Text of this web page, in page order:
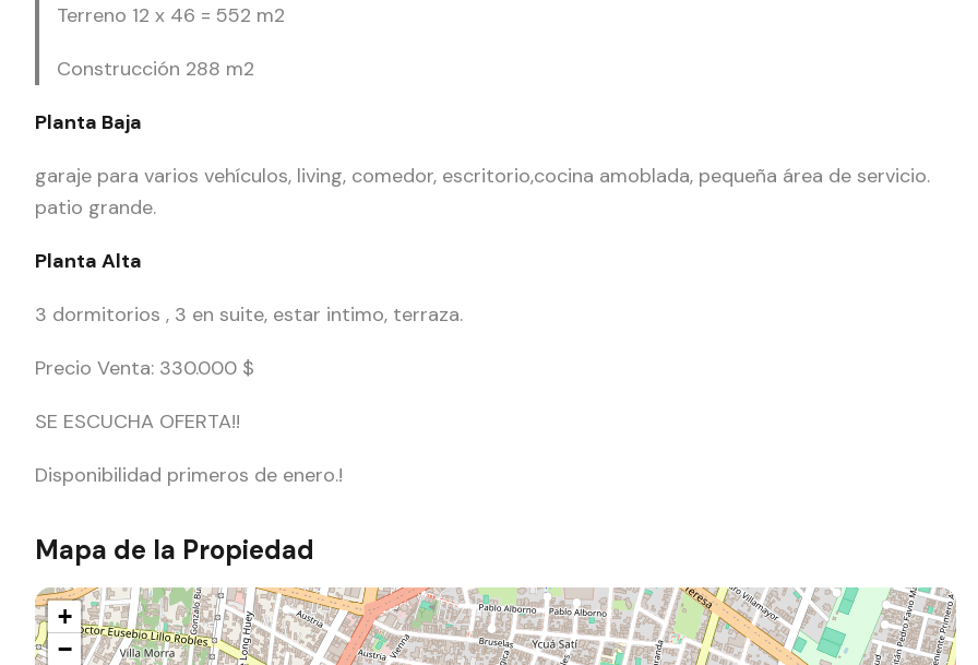
Terreno 12 x 46 = 552 m2
Construcción 288 m2
Planta Baja
garaje para varios vehículos, living, comedor, escritorio,cocina amoblada, pequeña área de servicio.
patio grande.
Planta Alta
3 dormitorios , 3 en suite, estar intimo, terraza.
Precio Venta: 330.000 $
SE ESCUCHA OFERTA!!
Disponibilidad primeros de enero.!
Mapa de la Propiedad
+
−